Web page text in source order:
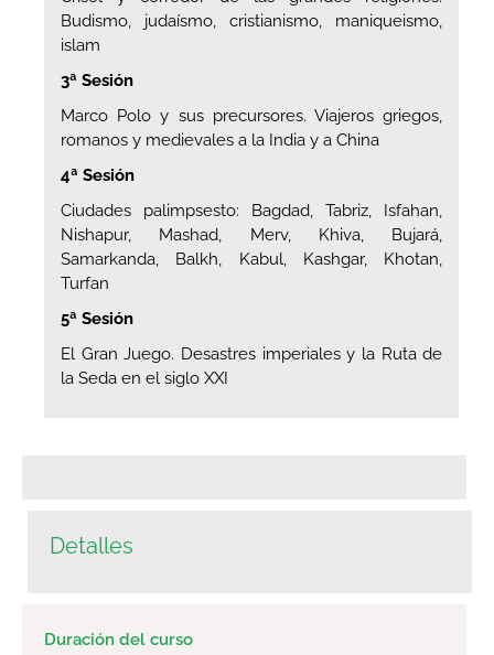
Budismo, judaísmo, cristianismo, maniqueismo,
islam
3ª Sesión
Marco Polo y sus precursores. Viajeros griegos,
romanos y medievales a la India y a China
4ª Sesión
Ciudades palimpsesto: Bagdad, Tabriz, Isfahan,
Nishapur, Mashad, Merv, Khiva, Bujará,
Samarkanda, Balkh, Kabul, Kashgar, Khotan,
Turfan
5ª Sesión
El Gran Juego. Desastres imperiales y la Ruta de
la Seda en el siglo XXI
Detalles
Duración del curso